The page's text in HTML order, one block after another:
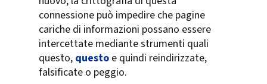
connessione può impedire che pagine
cariche di informazioni possano essere
intercettate mediante strumenti quali
questo, questo e quindi reindirizzate,
falsificate o peggio.